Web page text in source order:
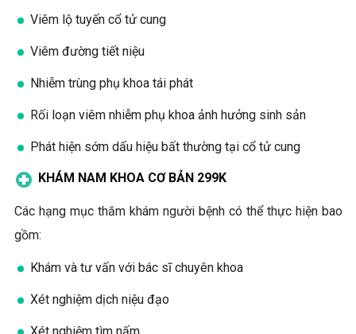
Viêm lộ tuyến cổ tử cung
Viêm đường tiết niệu
Nhiễm trùng phụ khoa tái phát
Rối loạn viêm nhiễm phụ khoa ảnh hưởng sinh sản
Phát hiện sớm dấu hiệu bất thường tại cổ tử cung
KHÁM NAM KHOA CƠ BẢN 299K
Các hạng mục thăm khám người bệnh có thể thực hiện bao
gồm:
Khám và tư vấn với bác sĩ chuyên khoa
Xét nghiệm dịch niệu đạo
Xét nghiệm tìm nấm